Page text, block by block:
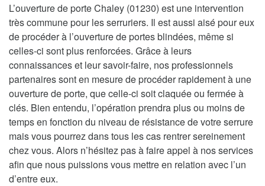
L’ouverture de porte Chaley (01230) est une intervention
très commune pour les serruriers. Il est aussi aisé pour eux
de procéder à l’ouverture de portes blindées, même si
celles-ci sont plus renforcées. Grâce à leurs
connaissances et leur savoir-faire, nos professionnels
partenaires sont en mesure de procéder rapidement à une
ouverture de porte, que celle-ci soit claquée ou fermée à
clés. Bien entendu, l’opération prendra plus ou moins de
temps en fonction du niveau de résistance de votre serrure
mais vous pourrez dans tous les cas rentrer sereinement
chez vous. Alors n’hésitez pas à faire appel à nos services
afin que nous puissions vous mettre en relation avec l’un
d’entre eux.